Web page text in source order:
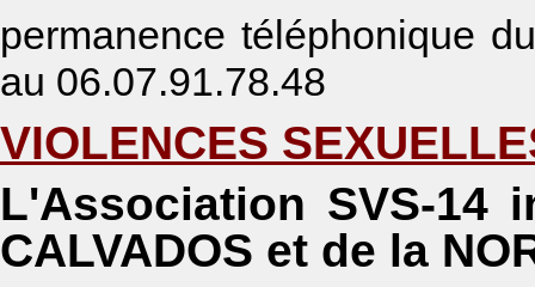
permanence téléphonique
au 06.07.91.78.48
VIOLENCES
L'Association SVS-14
CALVADOS et de la